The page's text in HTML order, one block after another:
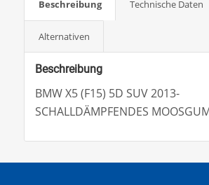
Beschreibung Technische Daten
Alternativen
Beschreibung
BMW X5 (F15) 5D SUV 2013-
SCHALLDÄMPFENDES